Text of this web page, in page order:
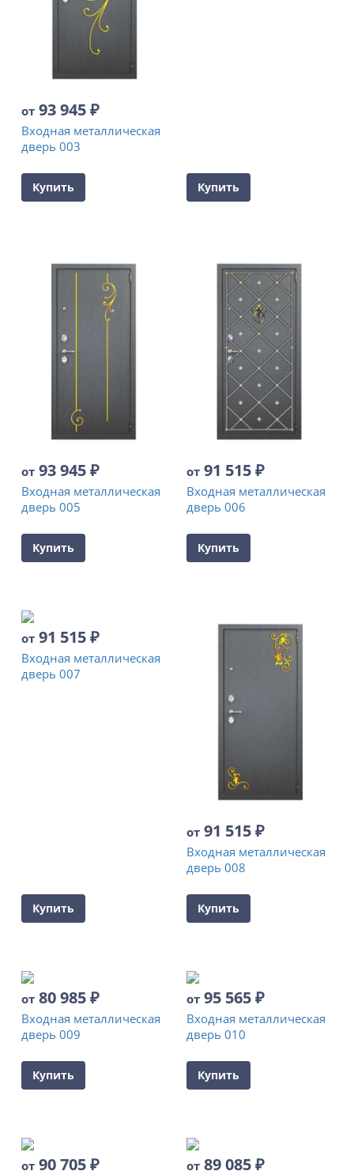
от 93 945₽
Входная металлическая
дверь 003
Купить Купить
от 93 945₽
Входная металлическая
дверь 005
Купить
от 91 515₽
Входная металлическая
дверь 006
Купить
от 91 515₽
Входная металлическая
дверь 007
Купить
от 91 515₽
Входная металлическая
дверь 008
Купить
от 80 985₽
Входная металлическая
дверь 009
Купить
от 95 565₽
Входная металлическая
дверь 010
Купить
от 90 705₽ от 89 085₽